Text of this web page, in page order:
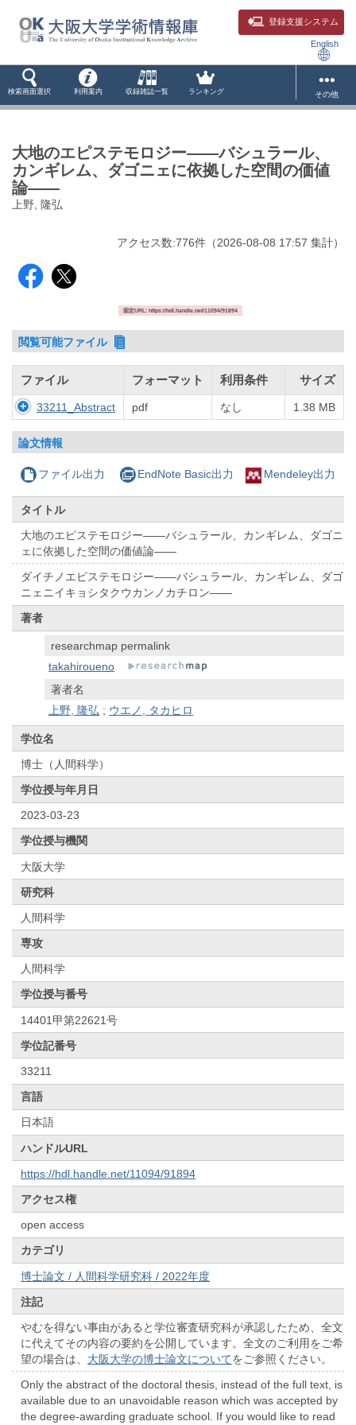
登録支援システム
English
検索画面選択 利用案内 収録雑誌一覧 ランキング その他
大地のエピステモロジー——バシュラール、
カンギレム、ダゴニェに依拠した空間の価値
論——
上野, 隆弘
アクセス数:776件 （2026-08-08 17:57 集計）
固定URL: https://hdl.handle.net/11094/91894
閲覧可能ファイル
ファイル フォーマット 利用条件 サイズ
33211_Abstract pdf なし 1.38 MB
論文情報
ファイル出力 EndNote Basic出力 Mendeley出力
タイトル
大地のエピステモロジー——バシュラール、カンギレム、ダゴニ
ェに依拠した空間の価値論——
ダイチノエピステモロジー——バシュラール、カンギレム、ダゴ
ニェニイキョシタクウカンノカチロン——
著者
researchmap permalink
takahiroueno
著者名
上野, 隆弘 ; ウエノ, タカヒロ
学位名
博士（人間科学）
学位授与年月日
2023-03-23
学位授与機関
大阪大学
研究科
人間科学
専攻
人間科学
学位授与番号
14401甲第22621号
学位記番号
33211
言語
日本語
ハンドルURL
https://hdl.handle.net/11094/91894
アクセス権
open access
カテゴリ
博士論文 / 人間科学研究科 / 2022年度
注記
やむを得ない事由があると学位審査研究科が承認したため、全文
に代えてその内容の要約を公開しています。全文のご利用をご希
望の場合は、 大阪大学の博士論文についてをご参照ください。
Only the abstract of the doctoral thesis, instead of the full text, is
available due to an unavoidable reason which was accepted by
the degree-awarding graduate school. If you would like to read